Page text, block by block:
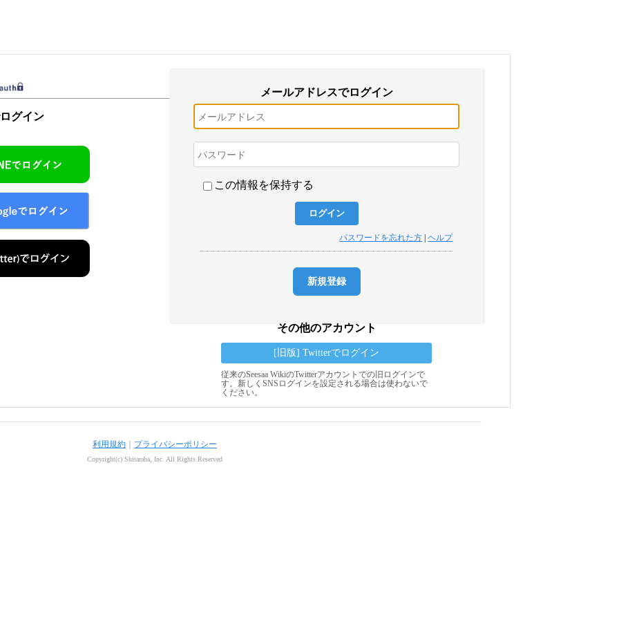
グイン
メールアドレスでログイン
この情報を保持する
パスワードを忘れた方 |ヘルプ
新規登録
その他のアカウント
[旧版] Twitterでログイン
従来のSeesaa WikiのTwitterアカウントでの旧ログインで
す。新しくSNSログインを設定される場合は使わないで
ください。
利用規約 プライバシーポリシー
Copyright(c) Shitaraba, Inc. All Rights Reserved